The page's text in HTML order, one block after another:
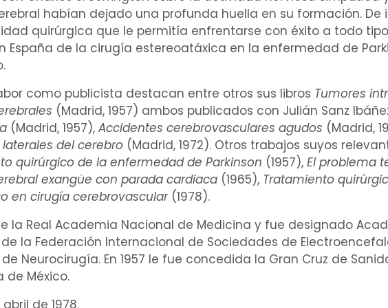
habían dejado una profunda huella en su formación.
quirúrgica que le permitía enfrentarse con éxito a todo
España de la cirugía estereoatáxica en la enfermedad de
.
como publicista destacan entre otros sus libros Tumores
(Madrid, 1957) ambos publicados con Julián Sanz
(Madrid, 1957), Accidentes cerebrovasculares agudos (Madrid,
del cerebro (Madrid, 1972). Otros trabajos suyos
quirúrgico de la enfermedad de Parkinson (1957), El problema
exangüe con parada cardiaca (1965), Tratamiento
en cirugía cerebrovascular (1978).
la Real Academia Nacional de Medicina y fue designado
la Federación Internacional de Sociedades de
Neurocirugía. En 1957 le fue concedida la Gran Cruz de
de México.
de 1978.